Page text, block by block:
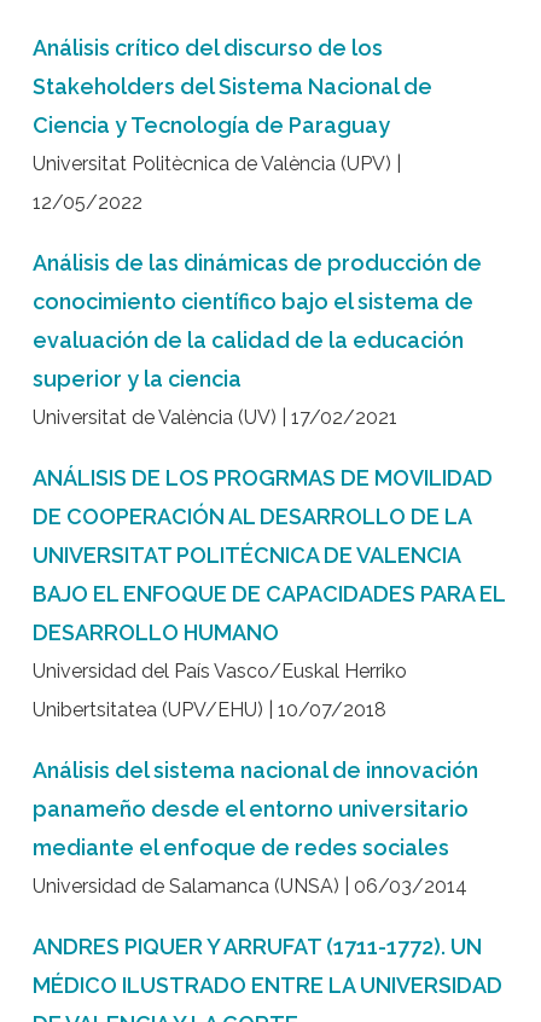
Análisis crítico del discurso de los
Stakeholders del Sistema Nacional de
Ciencia y Tecnología de Paraguay
Universitat Politècnica de València (UPV) |
12/05/2022
Análisis de las dinámicas de producción de
conocimiento científico bajo el sistema de
evaluación de la calidad de la educación
superior y la ciencia
Universitat de València (UV) | 17/02/2021
ANÁLISIS DE LOS PROGRMAS DE MOVILIDAD
DE COOPERACIÓN AL DESARROLLO DE LA
UNIVERSITAT POLITÉCNICA DE VALENCIA
BAJO EL ENFOQUE DE CAPACIDADES PARA EL
DESARROLLO HUMANO
Universidad del País Vasco/Euskal Herriko
Unibertsitatea (UPV/EHU) | 10/07/2018
Análisis del sistema nacional de innovación
panameño desde el entorno universitario
mediante el enfoque de redes sociales
Universidad de Salamanca (UNSA) | 06/03/2014
ANDRES PIQUER Y ARRUFAT (1711-1772). UN
MÉDICO ILUSTRADO ENTRE LA UNIVERSIDAD